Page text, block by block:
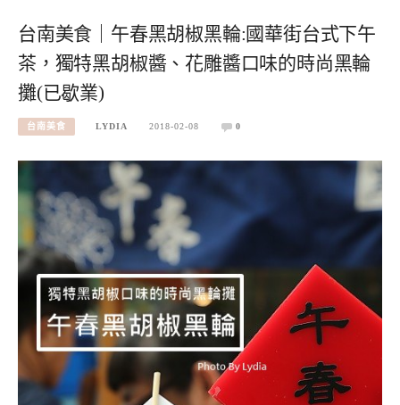
台南美食｜午春黑胡椒黑輪:國華街台式下午
茶，獨特黑胡椒醬、花雕醬口味的時尚黑輪
攤(已歇業)
台南美食 LYDIA 2018-02-08 0